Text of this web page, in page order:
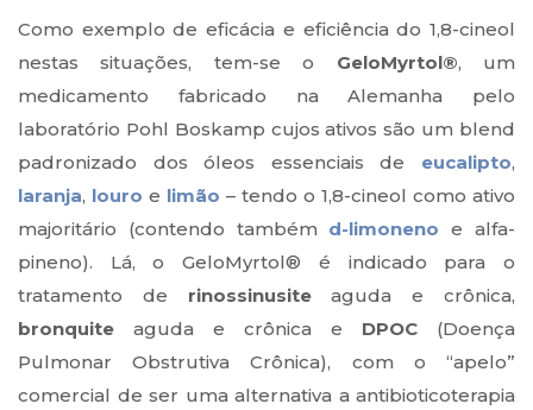
Como exemplo de eficácia e eficiência do 1,8-cineol
nestas situações, tem-se o GeloMyrtol®, um
medicamento fabricado na Alemanha pelo
laboratório Pohl Boskamp cujos ativos são um blend
padronizado dos óleos essenciais de eucalipto,
laranja, louro e limão – tendo o 1,8-cineol como ativo
majoritário (contendo também d-limoneno e alfa-
pineno). Lá, o GeloMyrtol® é indicado para o
tratamento de rinossinusiteaguda e crônica,
bronquite aguda e crônica e DPOC (Doença
Pulmonar Obstrutiva Crônica), com o “apelo”
comercial de ser uma alternativa a antibioticoterapia